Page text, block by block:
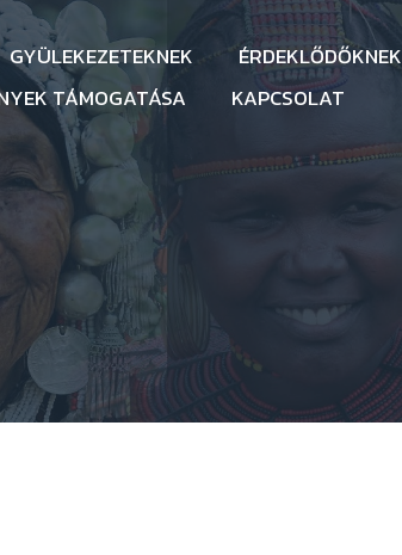
GYÜLEKEZETEKNEK ÉRDEKLŐDŐKNEK
TÁMOGATÁSA
KAPCSOLAT